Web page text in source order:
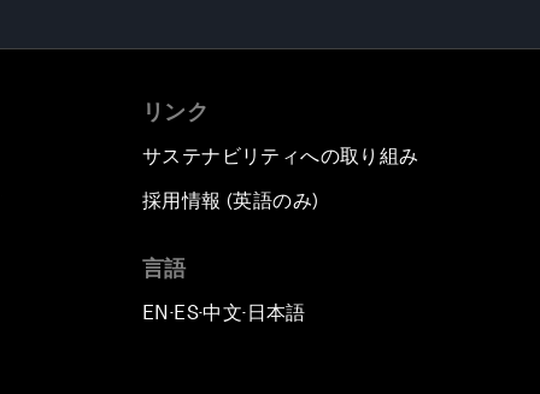
リンク
サステナビリティへの取り組み
採用情報 (英語のみ)
言語
EN ▪ES▪中文▪ 日本語